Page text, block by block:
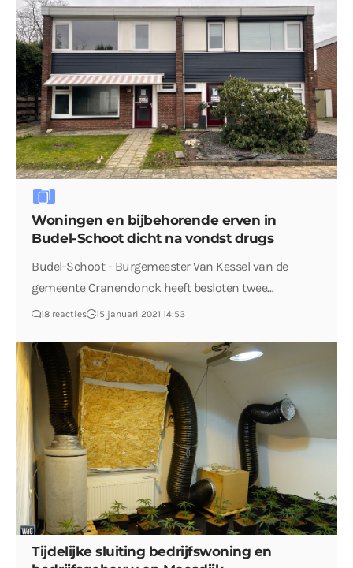
Woningen en bijbehorende erven in
Budel-Schoot dicht na vondst drugs
Budel-Schoot - Burgemeester Van Kessel van de
gemeente Cranendonck heeft besloten twee…
18 reacties 15 januari 2021 14:53
Tijdelijke sluiting bedrijfswoning en